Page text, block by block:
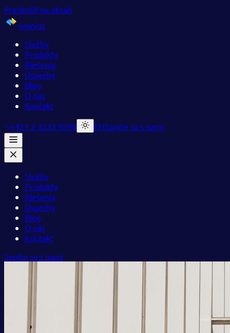
Preskočiť na obsah
omnius
Služby
Produkty
Riešenia
Úspechy
Blog
O nás
Kontakt
+421 2 3233 9290
ENSpojte sa s nami
Služby
Produkty
Riešenia
Úspechy
Blog
O nás
Kontakt
Spojte sa s nami